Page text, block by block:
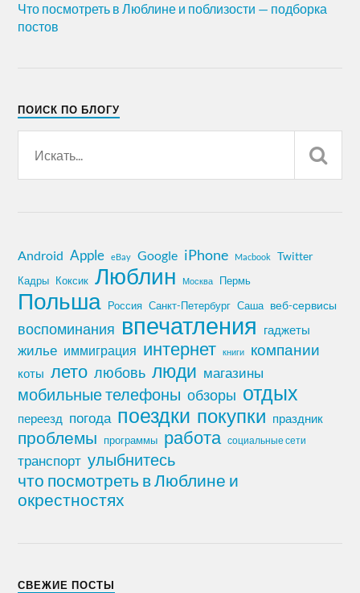
Что посмотреть в Люблине и поблизости — подборка
постов
ПОИСК ПО БЛОГУ
Android Apple eBay Google iPhone Macbook Twitter
Кадры Коксик Люблин Москва Пермь
Польша Россия Санкт-Петербург Саша веб-сервисы
воспоминания впечатления гаджеты
жилье иммиграция интернет книги компании
коты лето любовь люди магазины
мобильные телефоны обзоры отдых
переезд погода поездки покупки праздник
проблемы программы работа социальные сети
транспорт улыбнитесь
что посмотреть в Люблине и
окрестностях
СВЕЖИЕ ПОСТЫ